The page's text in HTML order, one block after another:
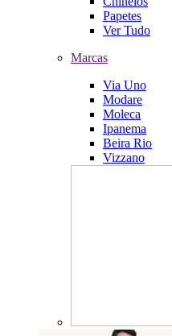
Papetes
Ver Tudo
Marcas
Via Uno
Modare
Moleca
Ipanema
Beira Rio
Vizzano